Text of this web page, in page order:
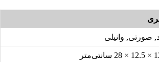
صورتی, وانیلی